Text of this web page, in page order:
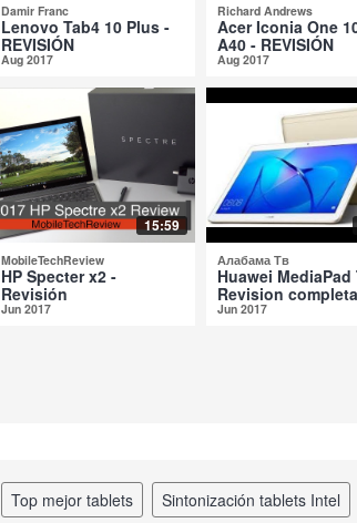
Damir Franc
Lenovo Tab4 10 Plus -
REVISIÓN
Aug 2017
Richard Andrews
Acer Iconia One
A40 - REVISIÓN
Aug 2017
15:59
MobileTechReview
HP Specter x2 -
Revisión
Jun 2017
Алабама Тв
Huawei MediaPad
Revision completa
Jun 2017
top mejor tablets sintonización tablets Intel